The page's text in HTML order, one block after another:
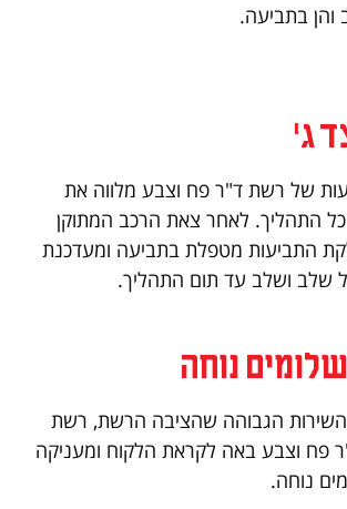
והן בתביעה.
ג'
של רשת ד"ר פח וצבע מלווה את
כל התהליך. לאחר צאת הרכב המתוקן
התביעות מטפלת בתביעה ומעדכנת
שלב ושלב עד תום התהליך.
נוחה
הגבוהה שהציבה הרשת, רשת
פח וצבע באה לקראת הלקוח ומעניקה
נוחה.